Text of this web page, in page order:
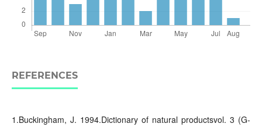
REFERENCES
1.Buckingham, J. 1994.Dictionary of natural productsvol. 3 (G-